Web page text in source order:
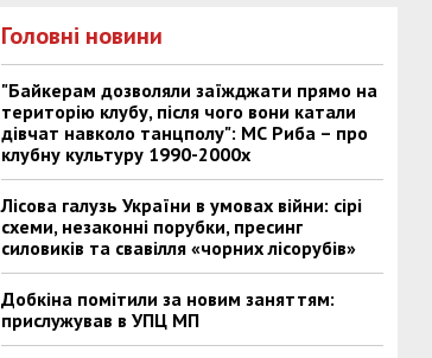
Головні новини
"Байкерам дозволяли заїжджати прямо на
територію клубу, після чого вони катали
дівчат навколо танцполу": МС Риба – про
клубну культуру 1990-2000х
Лісова галузь України в умовах війни: сірі
схеми, незаконні порубки, пресинг
силовиків та свавілля «чорних лісорубів»
Добкіна помітили за новим заняттям:
прислужував в УПЦ МП